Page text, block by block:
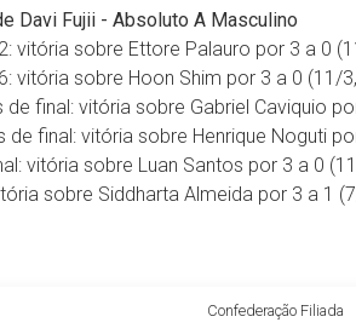
Davi Fujii - Absoluto A Masculino
vitória sobre Ettore Palauro por 3 a 0
vitória sobre Hoon Shim por 3 a 0 (11/
de final: vitória sobre Gabriel Caviquio
de final: vitória sobre Henrique Noguti
vitória sobre Luan Santos por 3 a 0
sobre Siddharta Almeida por 3 a 1
Confederação Filiada